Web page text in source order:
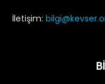
İletişim: